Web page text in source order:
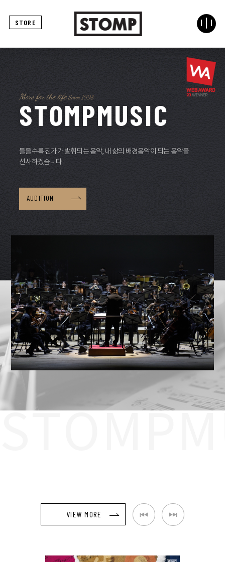
STORE
STOMPMUSIC
들을수록 진가가 발휘되는 음악, 내 삶의 배경음악이 되는 음악을
선사하겠습니다.
AUDITION
VIEW MORE